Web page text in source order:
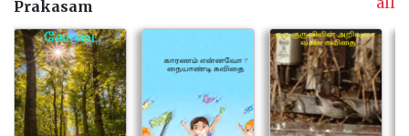
Prakasam